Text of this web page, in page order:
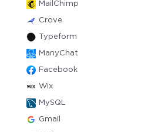
MailChimp
Crove
Typeform
ManyChat
Facebook
Wix
MySQL
Gmail